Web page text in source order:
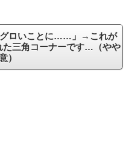
グロいことに……」→これが
た三角コーナーです…（やや
）